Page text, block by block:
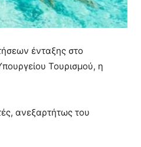
ένταξης στο
Τουρισμού, η
ανεξαρτήτως του